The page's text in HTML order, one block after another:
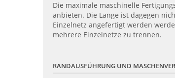
Die maximale maschinelle
anbieten. Die Länge ist dagegen
Einzelnetz angefertigt werden
mehrere Einzelnetze zu trennen.
RANDAUSFÜHRUNG UND